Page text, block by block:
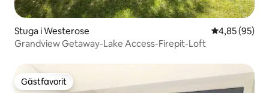
Stuga i Westerose 4,85 av 5 i
4,85 (95)
Grandview Getaway-Lake Access-Firepit-Loft
Gästfavorit
Gästfavorit